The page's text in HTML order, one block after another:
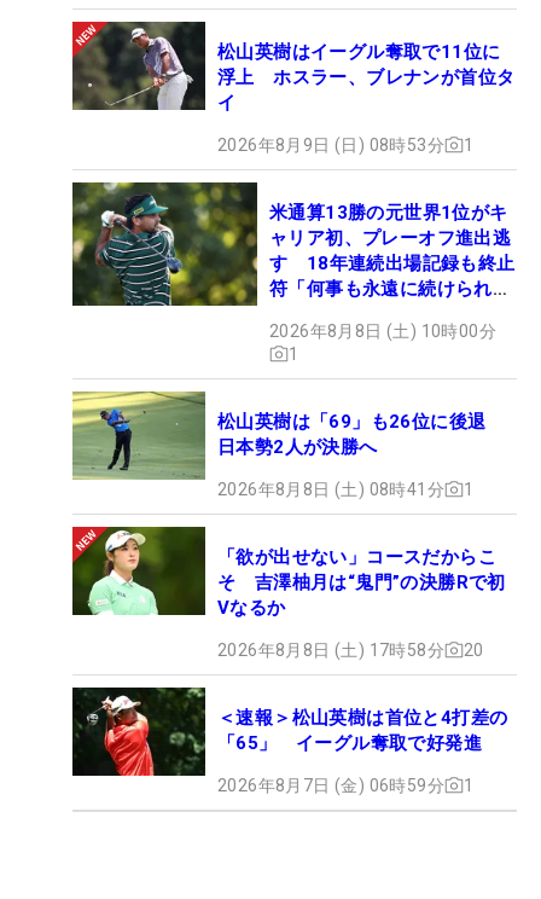
松山英樹はイーグル奪取で11位に
浮上 ホスラー、ブレナンが首位タ
イ
2026年8月9日 (日) 08時53分 1
米通算13勝の元世界1位がキ
ャリア初、プレーオフ進出逃
す 18年連続出場記録も終止
符「何事も永遠に続けられな
2026年8月8日 (土) 10時00分
1
松山英樹は「69」も26位に後退
日本勢2人が決勝へ
2026年8月8日 (土) 08時41分 1
「欲が出せない」コースだからこ
そ 吉澤柚月は“鬼門”の決勝Rで初
Vなるか
2026年8月8日 (土) 17時58分 20
＜速報＞松山英樹は首位と4打差の
「65」 イーグル奪取で好発進
2026年8月7日 (金) 06時59分 1